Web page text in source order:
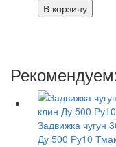
В корзину
Задвижка чугун
Ду 500 Ру10